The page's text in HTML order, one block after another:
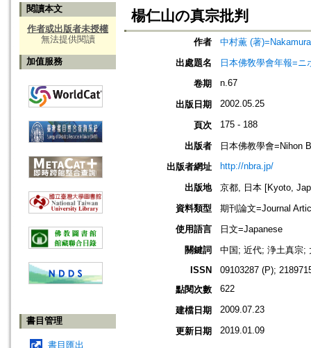
閱讀本文
作者或出版者未授權
無法提供閱讀
加值服務
書目管理
書目匯出
楊仁山の真宗批判
作者
中村薫 (著
出處題名
日本佛敎學會年報=
卷期
n.67
出版日期 2002.05.25
頁次 175 - 188
出版者
日本佛教學會=Nihon
出版者網址
http://nbra.jp/
出版地
京都, 日本 [Kyoto,
資料類型
期刊論文=Journal
使用語言
日文=Japanese
關鍵詞
中国; 近代; 浄土真宗;
ISSN
09103287 (P);
點閱次數
622
建檔日期 2009.07.23
更新日期 2019.01.09